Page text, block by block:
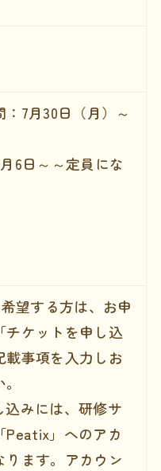
7月30日（月）～
6日～～定員にな
望する方は、お申
チケットを申し込
載事項を入力しお
みには、研修サ
Peatix」へのアカ
ります。アカウン